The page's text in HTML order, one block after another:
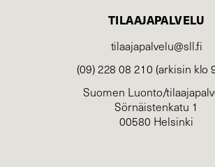
TILAAJAPALVELU
tilaajapalvelu@sll.fi
(09) 228 08 210 (arkisin klo
Suomen Luonto/
Sörnäistenkatu 1
00580 Helsinki